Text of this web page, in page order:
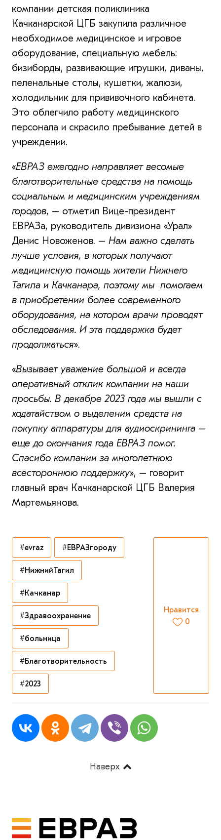
компании детская поликлиника
Качканарской ЦГБ закупила различное
необходимое медицинское и игровое
оборудование, специальную мебель:
бизиборды, развивающие игрушки, диваны,
пеленальные столы, кушетки, жалюзи,
холодильник для прививочного кабинета.
Это облегчило работу медицинского
персонала и скрасило пребывание детей в
учреждении.
«ЕВРАЗ ежегодно направляет весомые
благотворительные средства на помощь
социальным и медицинским учреждениям
городов, – отметил Вице-президент
ЕВРАЗа, руководитель дивизиона «Урал»
Денис Новоженов. – Нам важно сделать
лучше условия, в которых получают
медицинскую помощь жители Нижнего
Тагила и Качканара, поэтому мы помогаем
в приобретении более современного
оборудования, на котором врачи проводят
обследования. И эта поддержка будет
продолжаться».
«Вызывает уважение большой и всегда
оперативный отклик компании на наши
просьбы. В декабре 2023 года мы вышли с
ходатайством о выделении средств на
покупку аппаратуры для аудиоскрининга –
еще до окончания года ЕВРАЗ помог.
Спасибо компании за многолетнюю
всестороннюю поддержку», – говорит
главный врач Качканарской ЦГБ Валерия
Мартемьянова.
#evraz #ЕВРАЗгороду
#НижнийТагил
#Качканар
#Здравоохранение
#больница
#Благотворительность
#2023
Нравится
0
Наверх